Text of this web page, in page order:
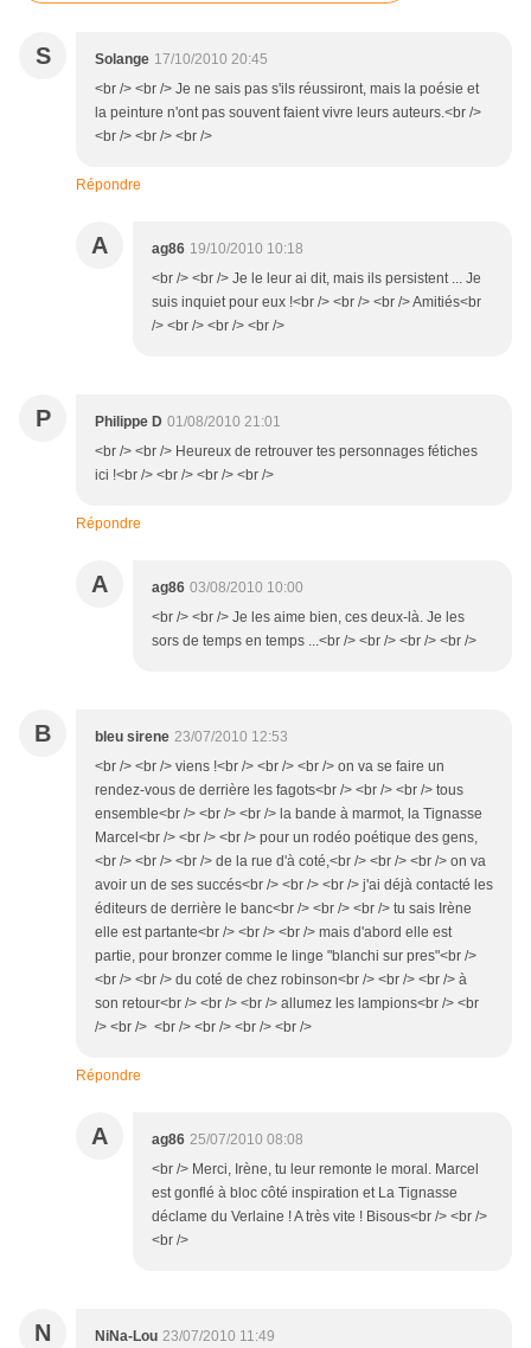
S Solange 17/10/2010 20:45
<br /> <br /> Je ne sais pas s'ils réussiront, mais la poésie et
la peinture n'ont pas souvent faient vivre leurs auteurs.<br />
<br /> <br /> <br />
Répondre
A ag86 19/10/2010 10:18
<br /> <br /> Je le leur ai dit, mais ils persistent ... Je
suis inquiet pour eux !<br /> <br /> <br /> Amitiés<br
/> <br /> <br /> <br />
P Philippe D 01/08/2010 21:01
<br /> <br /> Heureux de retrouver tes personnages fétiches
ici !<br /> <br /> <br /> <br />
Répondre
A ag86 03/08/2010 10:00
<br /> <br /> Je les aime bien, ces deux-là. Je les
sors de temps en temps ...<br /> <br /> <br /> <br />
B bleu sirene 23/07/2010 12:53
<br /> <br /> viens !<br /> <br /> <br /> on va se faire un
rendez-vous de derrière les fagots<br /> <br /> <br /> tous
ensemble<br /> <br /> <br /> la bande à marmot, la Tignasse
Marcel<br /> <br /> <br /> pour un rodéo poétique des gens,
<br /> <br /> <br /> de la rue d'à coté,<br /> <br /> <br /> on va
avoir un de ses succés<br /> <br /> <br /> j'ai déjà contacté les
éditeurs de derrière le banc<br /> <br /> <br /> tu sais Irène
elle est partante<br /> <br /> <br /> mais d'abord elle est
partie, pour bronzer comme le linge "blanchi sur pres"<br />
<br /> <br /> du coté de chez robinson<br /> <br /> <br /> à
son retour<br /> <br /> <br /> allumez les lampions<br /> <br
/> <br /> <br /> <br /> <br /> <br />
Répondre
A ag86 25/07/2010 08:08
<br /> Merci, Irène, tu leur remonte le moral. Marcel
est gonflé à bloc côté inspiration et La Tignasse
déclame du Verlaine ! A très vite ! Bisous<br /> <br />
<br />
N NiNa-Lou 23/07/2010 11:49